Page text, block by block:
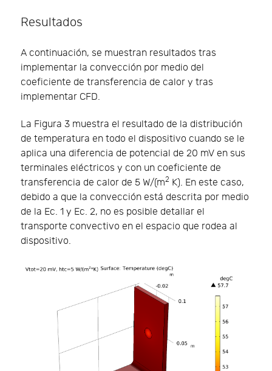
Resultados
A continuación, se muestran resultados tras
implementar la convección por medio del
coeficiente de transferencia de calor y tras
implementar CFD.
La Figura 3 muestra el resultado de la distribución
de temperatura en todo el dispositivo cuando se le
aplica una diferencia de potencial de 20 mV en sus
terminales eléctricos y con un coeficiente de
transferencia de calor de 5 W/(m2 K). En este caso,
debido a que la convección está descrita por medio
de la Ec. 1 y Ec. 2, no es posible detallar el
transporte convectivo en el espacio que rodea al
dispositivo.